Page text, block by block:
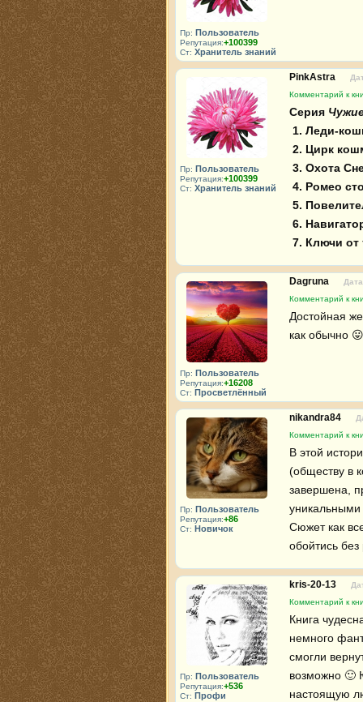
Пр: Пользователь
Репутация:+100399
Ст: Хранитель знаний
Пр: Пользователь
Репутация:+100399
Ст: Хранитель знаний
PinkAstra
Комментарий к
Серия
1. Леди-
2. Цирк
3. Охота
4. Ромео
5.
6.
7. Ключи от
Пр: Пользователь
Репутация:+16208
Ст: Просветлённый
Dagruna
Комментарий к
Достойная
как обычно
Пр: Пользователь
Репутация:+86
Ст: Новичок
nikandra84
Комментарий к
В этой
(обществу в
завершена,
уникальными
Сюжет как
обойтись
Пр: Пользователь
Репутация:+536
Ст: Профи
kris-20-13
Комментарий к
Книга
немного
смогли
возможно 🙂
настоящую